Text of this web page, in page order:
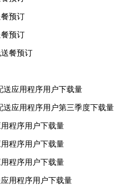
预订
预订
餐预订
送应用程序用户下载量
送应用程序用户第三季度下载量
程序用户下载量
程序用户下载量
程序用户下载量
用程序用户下载量